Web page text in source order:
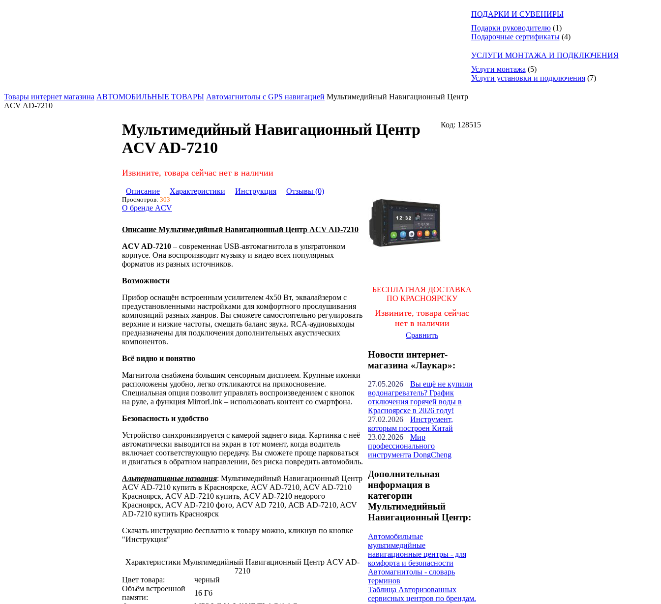
ПОДАРКИ И СУВЕНИРЫ
Подарки руководителю (1)
Подарочные сертификаты (4)
УСЛУГИ МОНТАЖА И ПОДКЛЮЧЕНИЯ
Услуги монтажа (5)
Услуги установки и подключения (7)
Товары интернет магазина АВТОМОБИЛЬНЫЕ ТОВАРЫ Автомагнитолы с GPS навигацией Мультимедийный Навигационный Центр
ACV AD-7210
Код: 128515
Мультимедийный Навигационный Центр
ACV AD-7210
Извините, товара сейчас нет в наличии
БЕСПЛАТНАЯ ДОСТАВКА
ПО КРАСНОЯРСКУ
Извините, товара сейчас
нет в наличии
Сравнить
Новости интернет-
магазина «Лаукар»:
27.05.2026
Вы ещё не купили
водонагреватель? График
отключения горячей воды в
Красноярске в 2026 году!
27.02.2026
Инструмент,
которым построен Китай
23.02.2026
Мир
профессионального
инструмента DongCheng
Дополнительная
информация в
категории
Мультимедийный
Навигационный Центр:
Автомобильные
мультимедийные
навигационные центры - для
комфорта и безопасности
Автомагнитолы - словарь
терминов
Таблица Авторизованных
сервисных центров по брендам.
Описание Характеристики Инструкция Отзывы (0)
Просмотров: 303
О бренде ACV
Описание Мультимедийный Навигационный Центр ACV AD-7210
ACV AD-7210 – современная USB-автомагнитола в ультратонком
корпусе. Она воспроизводит музыку и видео всех популярных
форматов из разных источников.
Возможности
Прибор оснащён встроенным усилителем 4х50 Вт, эквалайзером с
предустановленными настройками для комфортного прослушивания
композиций разных жанров. Вы сможете самостоятельно регулировать
верхние и низкие частоты, смещать баланс звука. RCA-аудиовыходы
предназначены для подключения дополнительных акустических
компонентов.
Всё видно и понятно
Магнитола снабжена большим сенсорным дисплеем. Крупные иконки
расположены удобно, легко откликаются на прикосновение.
Специальная опция позволит управлять воспроизведением с кнопок
на руле, а функция MirrorLink – использовать контент со смартфона.
Безопасность и удобство
Устройство синхронизируется с камерой заднего вида. Картинка с неё
автоматически выводится на экран в тот момент, когда водитель
включает соответствующую передачу. Вы сможете проще парковаться
и двигаться в обратном направлении, без риска повредить автомобиль.
Альтернативные названия: Мультимедийный Навигационный Центр
ACV AD-7210 купить в Красноярске, ACV AD-7210, ACV AD-7210
Красноярск, ACV AD-7210 купить, ACV AD-7210 недорого
Красноярск, ACV AD-7210 фото, ACV AD 7210, АСВ AD-7210, ACV
AD-7210 купить Красноярск
Скачать инструкцию бесплатно к товару можно, кликнув по кнопке
"Инструкция"
Характеристики Мультимедийный Навигационный Центр ACV AD-
7210
Цвет товара:
черный
Объём встроенной
памяти:
16 Гб